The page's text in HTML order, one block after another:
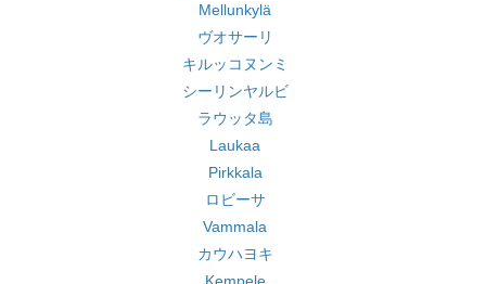
Mellunkylä
ヴオサーリ
キルッコヌンミ
シーリンヤルビ
ラウッタ島
Laukaa
Pirkkala
ロビーサ
Vammala
カウハヨキ